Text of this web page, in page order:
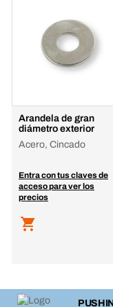
Arandela de gran
diámetro exterior
Acero, Cincado
Entra con tus claves de
acceso para ver los
precios